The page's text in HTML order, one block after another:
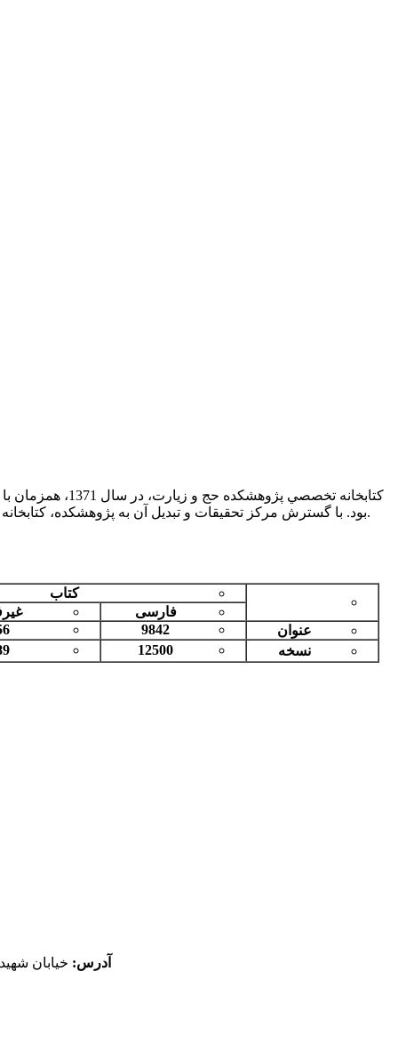
کتابخانه
بود. با گسترش مرکز تحقيقات و تبديل آن به پژوهشکده، کتابخانه نيز گسترش يافت. اين کتابخانه مخزن باز بوده و از نرم‌افزار کتابخانه‌اي تحت وب آذرسا و نظام فهرست‌نويسي کنگره استفاده مي‌کند.
کتاب
فارسی
عنوان
9842
نسخه
12500
آدرس: خيابان